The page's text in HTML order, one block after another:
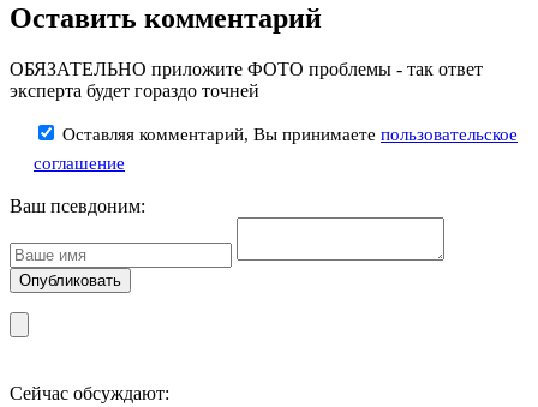
Оставить комментарий
ОБЯЗАТЕЛЬНО приложите ФОТО проблемы - так ответ
эксперта будет гораздо точней
Оставляя комментарий, Вы принимаете пользовательское
соглашение
Ваш псевдоним:
Сейчас обсуждают: